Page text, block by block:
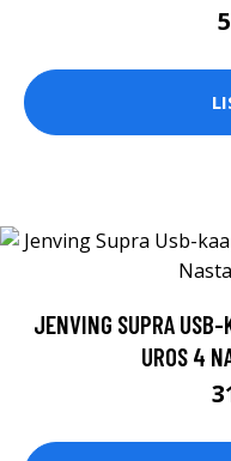
JENVING SUPRA
UROS 4